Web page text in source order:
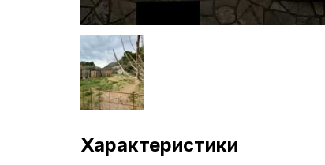
Характеристики